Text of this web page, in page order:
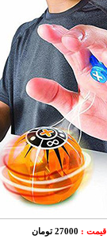
قیمت : 27000 تومان